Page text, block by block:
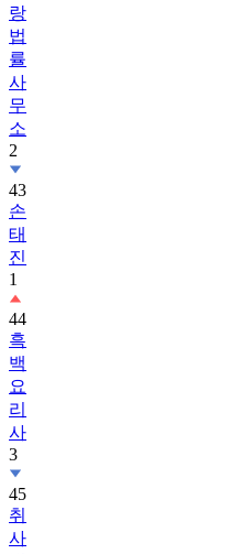
랑
법
률
사
무
소
2
43
손
태
진
1
44
흑
백
요
리
사
3
45
취
사